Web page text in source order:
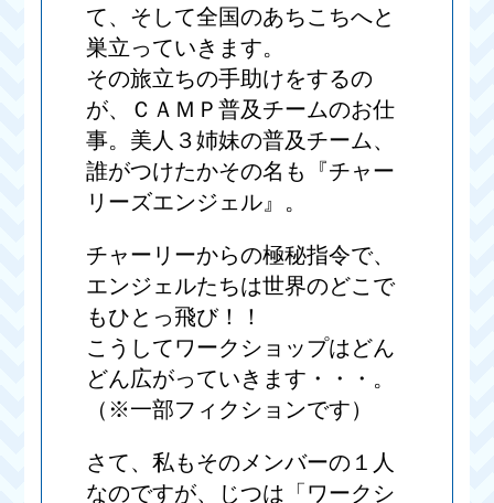
て、そして全国のあちこちへと
巣立っていきます。
その旅立ちの手助けをするの
が、ＣＡＭＰ普及チームのお仕
事。美人３姉妹の普及チーム、
誰がつけたかその名も『チャー
リーズエンジェル』。
チャーリーからの極秘指令で、
エンジェルたちは世界のどこで
もひとっ飛び！！
こうしてワークショップはどん
どん広がっていきます・・・。
（※一部フィクションです）
さて、私もそのメンバーの１人
なのですが、じつは「ワークシ